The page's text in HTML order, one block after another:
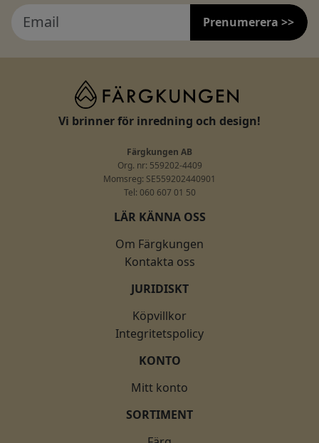
Prenumerera >>
Vi brinner för inredning och design!
Färgkungen AB
Org. nr: 559202-4409
Momsreg: SE559202440901
Tel: 060 607 01 50
LÄR KÄNNA OSS
Om Färgkungen
Kontakta oss
JURIDISKT
Köpvillkor
Integritetspolicy
KONTO
Mitt konto
SORTIMENT